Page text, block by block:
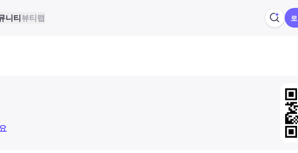
니티뷰티랩